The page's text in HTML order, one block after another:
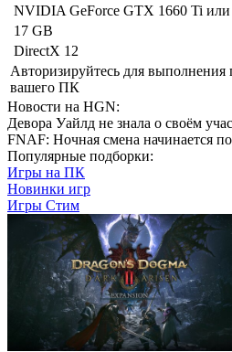
NVIDIA GeForce GTX 1660 Ti
17 GB
DirectX 12
Авторизируйтесь для выполнения
вашего ПК
Новости на HGN:
Девора Уайлд не знала о своём
FNAF: Ночная смена начинается
Популярные подборки:
Игры на ПК
Новинки игр
Игры Стим